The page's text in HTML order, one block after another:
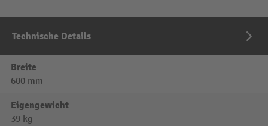
Technische Details
Breite
600 mm
Eigengewicht
39 kg